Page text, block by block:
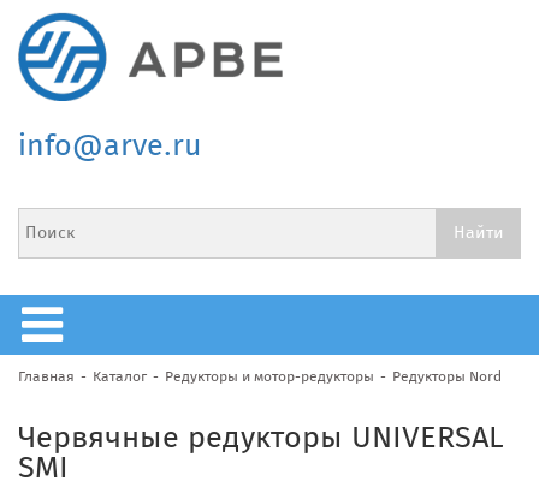
info@arve.ru
Главная Каталог Редукторы и мотор-редукторы Редукторы Nord
Червячные редукторы UNIVERSAL
SMI